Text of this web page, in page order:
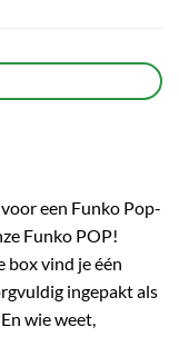
een Funko Pop-
Funko POP!
box vind je één
ingepakt als
wie weet,